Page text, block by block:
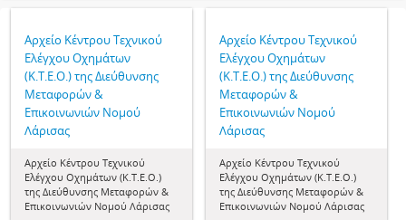
Αρχείο Κέντρου Τεχνικού
Ελέγχου Οχημάτων
(Κ.Τ.Ε.Ο.) της Διεύθυνσης
Μεταφορών &
Επικοινωνιών Νομού
Λάρισας
Αρχείο Κέντρου Τεχνικού
Ελέγχου Οχημάτων (Κ.Τ.Ε.Ο.)
της Διεύθυνσης Μεταφορών &
Επικοινωνιών Νομού Λάρισας
Αρχείο Κέντρου Τεχνικού
Ελέγχου Οχημάτων
(Κ.Τ.Ε.Ο.) της Διεύθυνσης
Μεταφορών &
Επικοινωνιών Νομού
Λάρισας
Αρχείο Κέντρου Τεχνικού
Ελέγχου Οχημάτων (Κ.Τ.Ε.Ο.)
της Διεύθυνσης Μεταφορών &
Επικοινωνιών Νομού Λάρισας